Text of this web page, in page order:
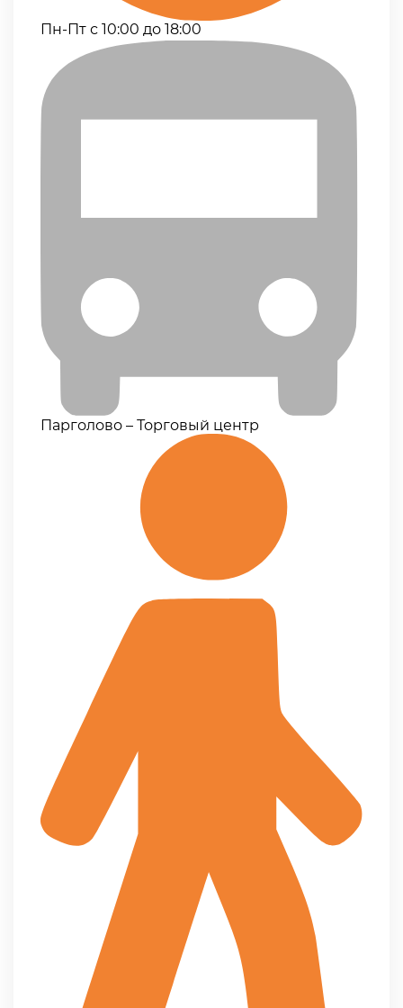
Пн-Пт с 10:00 до 18:00
Парголово – Торговый центр